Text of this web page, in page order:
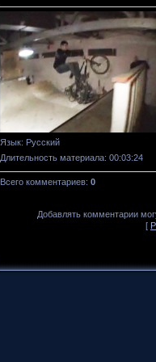
Язык: Русский
Длительность материала: 00:03:24
Всего комментариев: 0
Добавлять комментарии
[